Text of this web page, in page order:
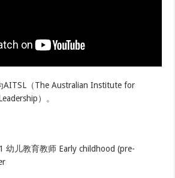
AITSL（The Australian Institute for
）。
幼儿教育教师 Early childhood (pre-